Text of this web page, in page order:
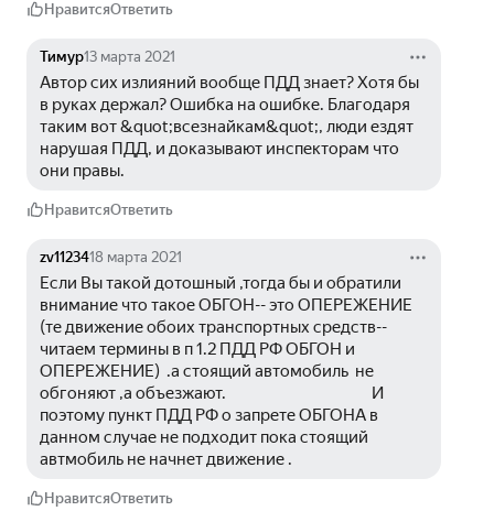
НравитсяОтветить
Тимур13 марта 2021
Автор сих излияний вообще ПДД знает? Хотя бы
в руках держал? Ошибка на ошибке. Благодаря
таким вот &quot;всезнайкам&quot;, люди ездят
нарушая ПДД, и доказывают инспекторам что
они правы.
НравитсяОтветить
zv1123418 марта 2021
Если Вы такой дотошный ,тогда бы и обратили
внимание что такое ОБГОН-- это ОПЕРЕЖЕНИЕ
(те движение обоих транспортных средств--
читаем термины в п 1.2 ПДД РФ ОБГОН и
ОПЕРЕЖЕНИЕ)  .а стоящий автомобиль  не
обгоняют ,а объезжают.                                            И
поэтому пункт ПДД РФ о запрете ОБГОНА в
данном случае не подходит пока стоящий
автмобиль не начнет движение .
НравитсяОтветить